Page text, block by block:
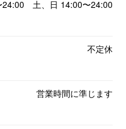
24:00 土、日 14:00〜24:00
不定休
営業時間に準じます